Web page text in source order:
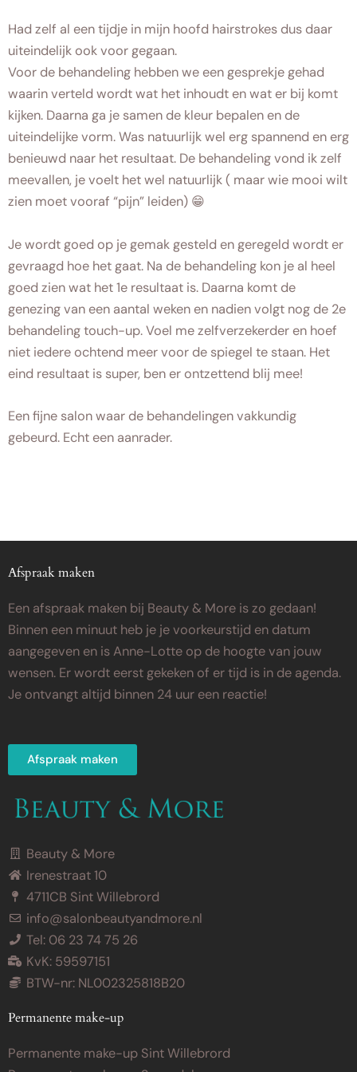
Had zelf al een tijdje in mijn hoofd hairstrokes dus daar
uiteindelijk ook voor gegaan.
Voor de behandeling hebben we een gesprekje gehad
waarin verteld wordt wat het inhoudt en wat er bij komt
kijken. Daarna ga je samen de kleur bepalen en de
uiteindelijke vorm. Was natuurlijk wel erg spannend en erg
benieuwd naar het resultaat. De behandeling vond ik zelf
meevallen, je voelt het wel natuurlijk ( maar wie mooi wilt
zien moet vooraf “pijn” leiden) 😁
Je wordt goed op je gemak gesteld en geregeld wordt er
gevraagd hoe het gaat. Na de behandeling kon je al heel
goed zien wat het 1e resultaat is. Daarna komt de
genezing van een aantal weken en nadien volgt nog de 2e
behandeling touch-up. Voel me zelfverzekerder en hoef
niet iedere ochtend meer voor de spiegel te staan. Het
eind resultaat is super, ben er ontzettend blij mee!
Een fijne salon waar de behandelingen vakkundig
gebeurd. Echt een aanrader.
Afspraak maken
Een afspraak maken bij Beauty & More is zo gedaan!
Binnen een minuut heb je je voorkeurstijd en datum
aangegeven en is Anne-Lotte op de hoogte van jouw
wensen. Er wordt eerst gekeken of er tijd is in de agenda.
Je ontvangt altijd binnen 24 uur een reactie!
Afspraak maken
Beauty & More
Irenestraat 10
4711CB Sint Willebrord
info@salonbeautyandmore.nl
Tel: 06 23 74 75 26
KvK: 59597151
BTW-nr: NL002325818B20
Permanente make-up
Permanente make-up Sint Willebrord